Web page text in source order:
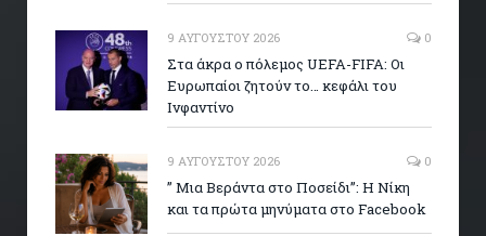
9 ΑΥΓΟΎΣΤΟΥ 2026 0
Στα άκρα ο πόλεμος UEFA-FIFA: Οι
Ευρωπαίοι ζητούν το… κεφάλι του
Ινφαντίνο
9 ΑΥΓΟΎΣΤΟΥ 2026 0
” Μια Βεράντα στο Ποσείδι”: Η Νίκη
και τα πρώτα μηνύματα στο Facebook